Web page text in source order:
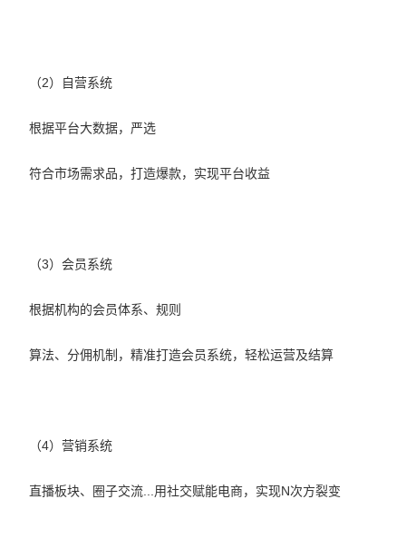
（2）自营系统
根据平台大数据，严选
符合市场需求品，打造爆款，实现平台收益
（3）会员系统
根据机构的会员体系、规则
算法、分佣机制，精准打造会员系统，轻松运营及结算
（4）营销系统
直播板块、圈子交流...用社交赋能电商，实现N次方裂变